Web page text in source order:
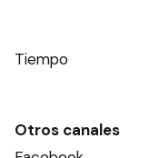
Tiempo
Otros canales